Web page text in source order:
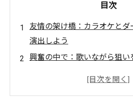
目次
友情の架け橋：カラオケとダ
演出しよう
興奮の中で：歌いながら狙い